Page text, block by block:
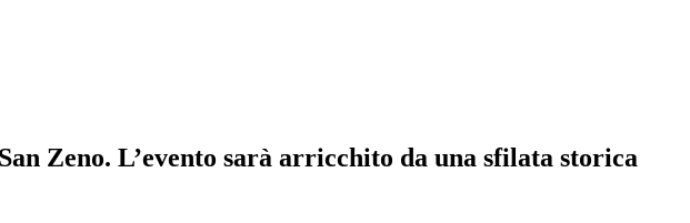
Zeno. L’evento sarà arricchito da una sfilata storica